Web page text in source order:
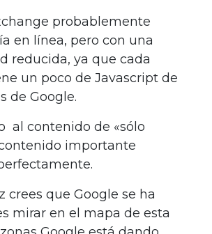
probablemente
en línea, pero con una
reducida, ya que cada
un poco de Javascript de
de Google.
al contenido de «sólo
importante
crees que Google se ha
mirar en el mapa de esta